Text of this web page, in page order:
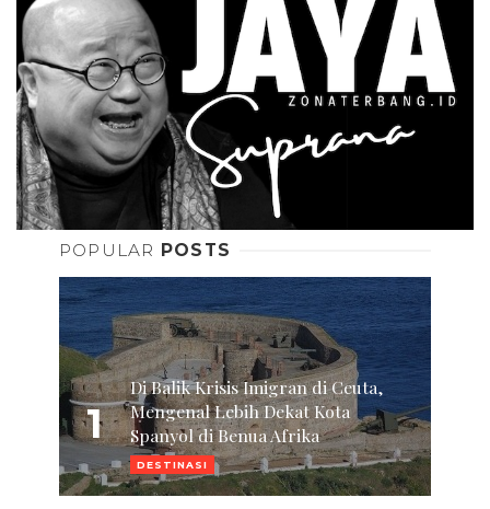
POPULAR POSTS
1
Di Balik Krisis Imigran di Ceuta,
Mengenal Lebih Dekat Kota
Spanyol di Benua Afrika
DESTINASI